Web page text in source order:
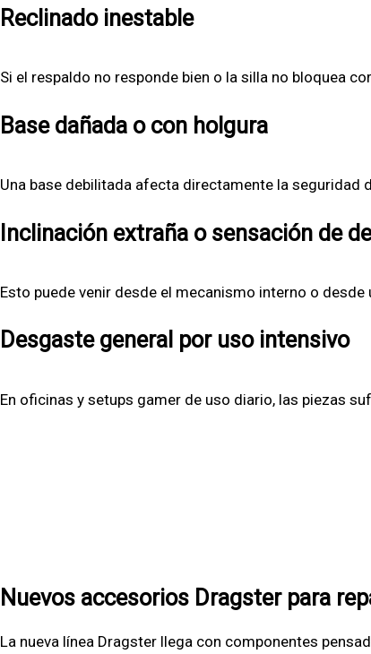
Reclinado inestable
Si el respaldo no responde bien o la silla no bloquea
Base dañada o con holgura
Una base debilitada afecta directamente la seguridad
Inclinación extraña o sensación de
Esto puede venir desde el mecanismo interno o
Desgaste general por uso intensivo
En oficinas y setups gamer de uso diario, las piezas
Nuevos accesorios Dragster para
La nueva línea Dragster llega con componentes